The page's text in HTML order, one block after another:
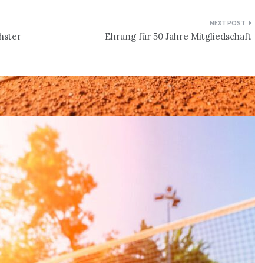
Ehrung für 50 Jahre Mitgliedschaft